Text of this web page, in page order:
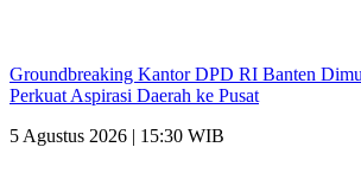
Groundbreaking Kantor DPD RI Banten
Perkuat Aspirasi Daerah ke Pusat
5 Agustus 2026 | 15:30 WIB